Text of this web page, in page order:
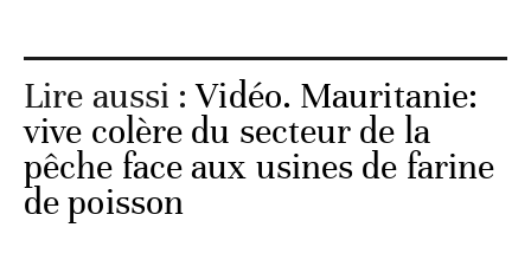
Lire aussi :Vidéo. Mauritanie:
vive colère du secteur de la
pêche face aux usines de farine
de poisson